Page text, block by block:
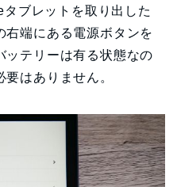
ブレットを取り出した
右端にある電源ボタンを
ッテリーは有る状態なの
はありません。